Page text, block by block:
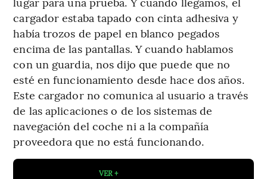
cargador estaba tapado con cinta adhesiva y
había trozos de papel en blanco pegados
encima de las pantallas. Y cuando hablamos
con un guardia, nos dijo que puede que no
esté en funcionamiento desde hace dos años.
Este cargador no comunica al usuario a través
de las aplicaciones o de los sistemas de
navegación del coche ni a la compañía
proveedora que no está funcionando.
VER +